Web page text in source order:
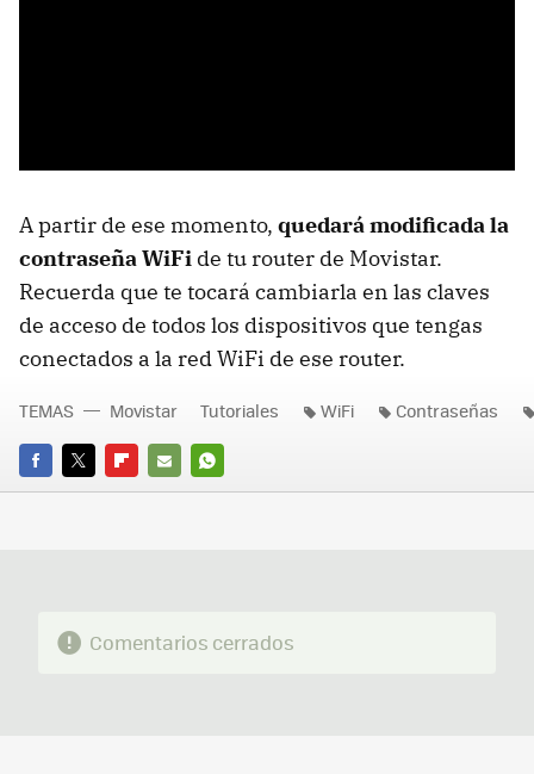
A partir de ese momento, quedará modificada la
contraseña WiFi de tu router de Movistar.
Recuerda que te tocará cambiarla en las claves
de acceso de todos los dispositivos que tengas
conectados a la red WiFi de ese router.
FACEBOOK
TWITTERFLIPBOARD
E-
WHATSAPP
TEMAS Movistar Tutoriales WiFi Contraseñas
Comentarios cerrados